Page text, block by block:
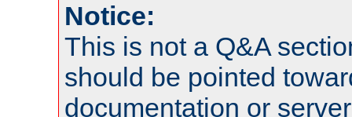
Notice:
This is not a Q&A
should be pointed
documentation or